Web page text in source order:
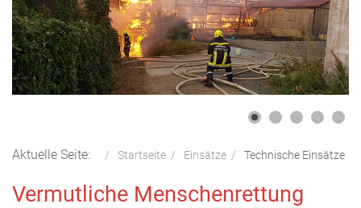
Aktuelle Seite: Startseite Einsätze Technische Einsätze
Vermutliche Menschenrettung